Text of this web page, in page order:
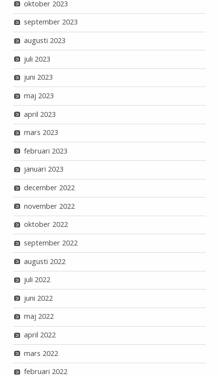
oktober 2023
september 2023
augusti 2023
juli 2023
juni 2023
maj 2023
april 2023
mars 2023
februari 2023
januari 2023
december 2022
november 2022
oktober 2022
september 2022
augusti 2022
juli 2022
juni 2022
maj 2022
april 2022
mars 2022
februari 2022